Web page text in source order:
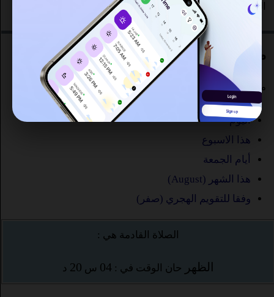
السكان في تزنيت هو 55,092.
مواقيت الصلاة تزنيت
ما هو الوقت صلاة في تزنيت ؟
اليوم
هذا الاسبوع
أيام الجمعة
هذا الشهر (August)
وفقا للتقويم الهجري (صفر)
الصلاة القادمة هي :
الظهر حان الوقت في : 04 س 20 د